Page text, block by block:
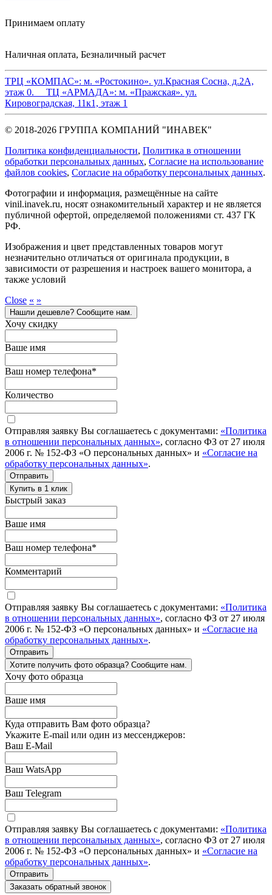
Принимаем оплату
Наличная оплата, Безналичный расчет
ТРЦ «КОМПАС»: м. «Ростокино». ул.Красная Сосна, д.2А,
этаж 0. ТЦ «АРМАДА»: м. «Пражская». ул.
Кировоградская, 11к1, этаж 1
© 2018-2026 ГРУППА КОМПАНИЙ "ИНАВЕК"
Политика конфиденциальности, Политика в отношении
обработки персональных данных, Cогласие на использование
файлов cookies, Согласие на обработку персональных данных.
Фотографии и информация, размещённые на сайте
vinil.inavek.ru, носят ознакомительный характер и не является
публичной офертой, определяемой положениями ст. 437 ГК
РФ.
Изображения и цвет представленных товаров могут
незначительно отличаться от оригинала продукции, в
зависимости от разрешения и настроек вашего монитора, а
также условий
Close « »
Нашли дешевле? Сообщите нам.
Хочу скидку
Ваше имя
Ваш номер телефона*
Количество
Отправляя заявку Вы соглашаетесь с документами: «Политика
в отношении персональных данных», согласно ФЗ от 27 июля
2006 г. № 152-ФЗ «О персональных данных» и «Согласие на
обработку персональных данных».
Отправить
Купить в 1 клик
Быстрый заказ
Ваше имя
Ваш номер телефона*
Комментарий
Отправляя заявку Вы соглашаетесь с документами: «Политика
в отношении персональных данных», согласно ФЗ от 27 июля
2006 г. № 152-ФЗ «О персональных данных» и «Согласие на
обработку персональных данных».
Отправить
Хотите получить фото образца? Сообщите нам.
Хочу фото образца
Ваше имя
Куда отправить Вам фото образца?
Укажите E-mail или один из мессенджеров:
Ваш E-Mail
Ваш WatsApp
Ваш Telegram
Отправляя заявку Вы соглашаетесь с документами: «Политика
в отношении персональных данных», согласно ФЗ от 27 июля
2006 г. № 152-ФЗ «О персональных данных» и «Согласие на
обработку персональных данных».
Отправить
Заказать обратный звонок